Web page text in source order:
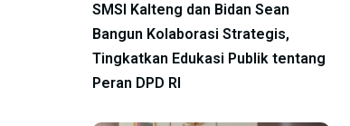
SMSI Kalteng dan Bidan Sean
Bangun Kolaborasi Strategis,
Tingkatkan Edukasi Publik tentang
Peran DPD RI